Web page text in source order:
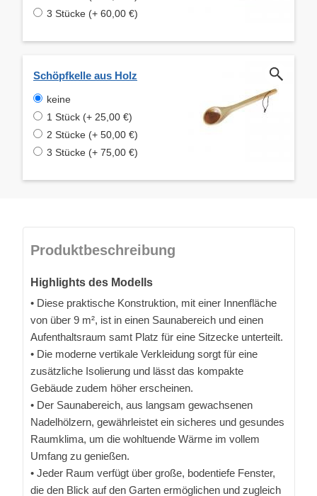
3 Stücke (+ 60,00 €)
Schöpfkelle aus Holz
keine
1 Stück (+ 25,00 €)
2 Stücke (+ 50,00 €)
3 Stücke (+ 75,00 €)
Produktbeschreibung
Highlights des Modells
• Diese praktische Konstruktion, mit einer Innenfläche
von über 9 m², ist in einen Saunabereich und einen
Aufenthaltsraum samt Platz für eine Sitzecke unterteilt.
• Die moderne vertikale Verkleidung sorgt für eine
zusätzliche Isolierung und lässt das kompakte
Gebäude zudem höher erscheinen.
• Der Saunabereich, aus langsam gewachsenen
Nadelhölzern, gewährleistet ein sicheres und gesundes
Raumklima, um die wohltuende Wärme im vollem
Umfang zu genießen.
• Jeder Raum verfügt über große, bodentiefe Fenster,
die den Blick auf den Garten ermöglichen und zugleich